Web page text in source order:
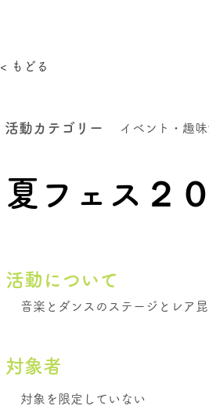
< もどる
活動カテゴリー イベント・趣
夏フェス２
活動について
音楽とダンスのステージとレア
​対象者
対象を限定していない